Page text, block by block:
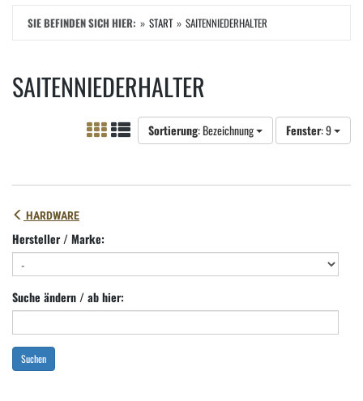
SIE BEFINDEN SICH HIER: START SAITENNIEDERHALTER
SAITENNIEDERHALTER
Sortierung: Bezeichnung Fenster: 9
HARDWARE
Hersteller / Marke:
Suche ändern / ab hier:
Suchen